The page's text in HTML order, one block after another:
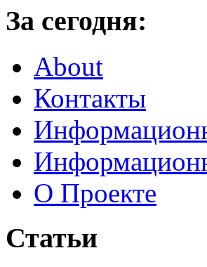
За сегодня:
About
Контакты
О Проекте
Статьи